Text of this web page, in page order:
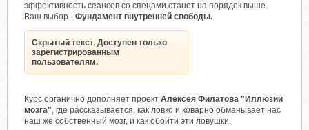
эффективность сеансов со спецами станет на порядок выше.
Ваш выбор - Фундамент внутренней свободы.
Скрытый текст. Доступен только
зарегистрированным
пользователям.
Курс органично дополняет проект Алексея Филатова "Иллюзии
мозга", где рассказывается, как ловко и коварно обманывает нас
наш же собственный мозг, и как обойти эти ловушки.